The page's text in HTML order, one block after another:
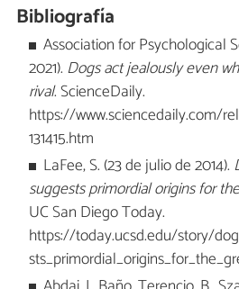
Bibliografía
Association for Psychological
2021). Dogs act jealously even
rival. ScienceDaily.
https://www.sciencedaily.com/
131415.htm
LaFee, S. (23 de julio de 2014).
suggests primordial origins for
UC San Diego Today.
https://today.ucsd.edu/story/